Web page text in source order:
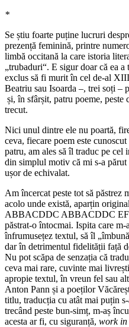
*
Se știu foarte puține lucruri
prezență feminină, printre
limbă occitană la care istoria
„trubaduri“. E sigur doar că ea
exclus să fi murit în cel de-al
Beatriu sau Isoarda –, trei soți –
și, în sfârșit, patru poeme,
trecut.
Nici unul dintre ele nu poartă,
ceva, fiecare poem este
patru, am ales să îl traduc pe cel
din simplul motiv că mi s-a
ușor de echivalat.
Am încercat peste tot să păstrez
acolo unde există, aparțin
ABBACDDC ABBACDDC
păstrat-o întocmai. Ispita care
înfrumusețez textul, să îl
dar în detrimentul fidelității față
Nu pot scăpa de senzația că
ceva mai rare, cuvinte mai
apropie textul, în vreun fel sau
Anton Pann și a poeților
titlu, traducția cu atât mai puțin
trecând peste bun-simț, m-aș
acesta ar fi, cu siguranță, work in